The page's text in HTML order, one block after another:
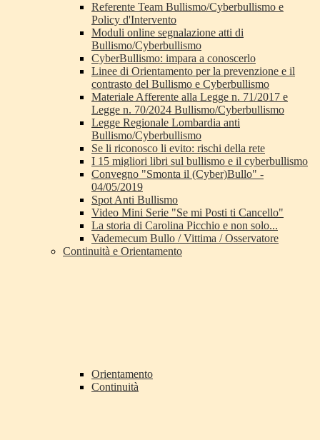
Referente Team Bullismo/Cyberbullismo e
Policy d'Intervento
Moduli online segnalazione atti di
Bullismo/Cyberbullismo
CyberBullismo: impara a conoscerlo
Linee di Orientamento per la prevenzione e il
contrasto del Bullismo e Cyberbullismo
Materiale Afferente alla Legge n. 71/2017 e
Legge n. 70/2024 Bullismo/Cyberbullismo
Legge Regionale Lombardia anti
Bullismo/Cyberbullismo
Se li riconosco li evito: rischi della rete
I 15 migliori libri sul bullismo e il cyberbullismo
Convegno "Smonta il (Cyber)Bullo" -
04/05/2019
Spot Anti Bullismo
Video Mini Serie "Se mi Posti ti Cancello"
La storia di Carolina Picchio e non solo...
Vademecum Bullo / Vittima / Osservatore
Continuità e Orientamento
Orientamento
Continuità